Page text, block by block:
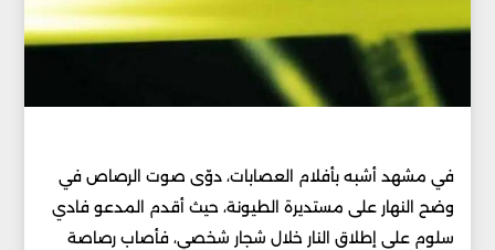
في مشهد أشبه بأفلام العصابات، دوّى صوت الرصاص في
وضح النهار على مستديرة الطيونة، حيث أقدم المدعو فادي
سلوم على إطلاق النار خلال شجار شخصي، فأصاب رصاصة